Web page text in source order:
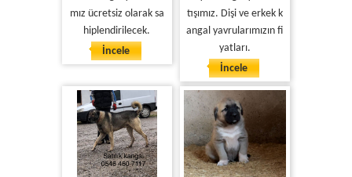
mız ücretsiz olarak sa
hiplendirilecek.
İncele
tışımız. Dişi ve erkek k
angal yavrularımızın fi
yatları.
İncele